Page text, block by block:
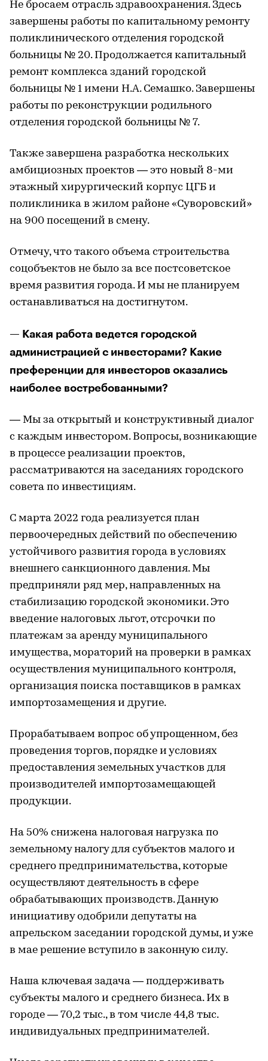
Не бросаем отрасль здравоохранения. Здесь
завершены работы по капитальному ремонту
поликлинического отделения городской
больницы № 20. Продолжается капитальный
ремонт комплекса зданий городской
больницы № 1 имени Н.А. Семашко. Завершены
работы по реконструкции родильного
отделения городской больницы № 7.
Также завершена разработка нескольких
амбициозных проектов — это новый 8-ми
этажный хирургический корпус ЦГБ и
поликлиника в жилом районе «Суворовский»
на 900 посещений в смену.
Отмечу, что такого объема строительства
соцобъектов не было за все постсоветское
время развития города. И мы не планируем
останавливаться на достигнутом.
— Какая работа ведется городской
администрацией с инвесторами? Какие
преференции для инвесторов оказались
наиболее востребованными?
— Мы за открытый и конструктивный диалог
с каждым инвестором. Вопросы, возникающие
в процессе реализации проектов,
рассматриваются на заседаниях городского
совета по инвестициям.
С марта 2022 года реализуется план
первоочередных действий по обеспечению
устойчивого развития города в условиях
внешнего санкционного давления. Мы
предприняли ряд мер, направленных на
стабилизацию городской экономики. Это
введение налоговых льгот, отсрочки по
платежам за аренду муниципального
имущества, мораторий на проверки в рамках
осуществления муниципального контроля,
организация поиска поставщиков в рамках
импортозамещения и другие.
Прорабатываем вопрос об упрощенном, без
проведения торгов, порядке и условиях
предоставления земельных участков для
производителей импортозамещающей
продукции.
На 50% снижена налоговая нагрузка по
земельному налогу для субъектов малого и
среднего предпринимательства, которые
осуществляют деятельность в сфере
обрабатывающих производств. Данную
инициативу одобрили депутаты на
апрельском заседании городской думы, и уже
в мае решение вступило в законную силу.
Наша ключевая задача — поддерживать
субъекты малого и среднего бизнеса. Их в
городе — 70,2 тыс., в том числе 44,8 тыс.
индивидуальных предпринимателей.